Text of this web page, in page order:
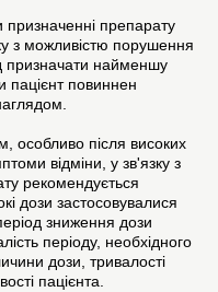
призначенні препарату
з можливістю порушення
призначати найменшу
пацієнт повиннен
особливо після високих
відміни, у зв'язку з
рекомендується
дози застосовувалися
зниження дози
періоду, необхідного
дози, тривалості
пацієнта.